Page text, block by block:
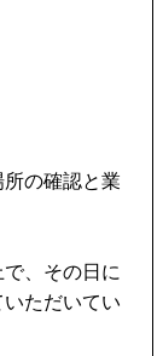
の確認と業
、その日に
ただいてい